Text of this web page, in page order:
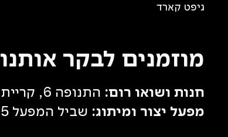
גיפט קארד
מוזמנים לבקר אותנו
חנות ושואו רום: התנופה 6, קריית המלאכה, תל אביב (פתיחה בקרוב)
מפעל יצור ומיתוג: שביל המפעל 5, קריית המלאכה, תל אביב